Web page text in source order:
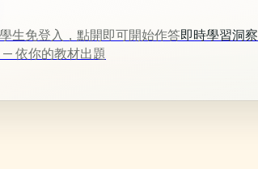
學生免登入，點開即可開始作答即時學習洞察
依你的教材出題